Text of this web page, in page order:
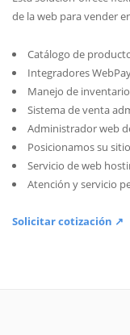
de la web para vender
Catálogo de
Integradores
Manejo de
Sistema de venta
Administrador web
Posicionamos su
Servicio de web
Atención y servicio
Solicitar cotización ↗